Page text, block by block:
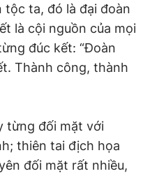
tộc ta, đó là đại đoàn
là cội nguồn của mọi
đúc kết: “Đoàn
Thành công, thành
từng đối mặt với
thiên tai địch họa
đối mặt rất nhiều,